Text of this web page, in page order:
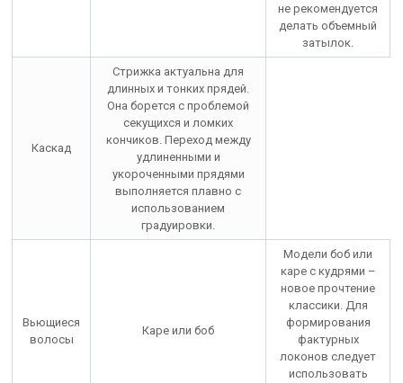
не рекомендуется
делать объемный
затылок.
Каскад
Стрижка актуальна для
длинных и тонких прядей.
Она борется с проблемой
секущихся и ломких
кончиков. Переход между
удлиненными и
укороченными прядями
выполняется плавно с
использованием
градуировки.
Вьющиеся
волосы
Каре или боб
Модели боб или
каре с кудрями –
новое прочтение
классики. Для
формирования
фактурных
локонов следует
использовать